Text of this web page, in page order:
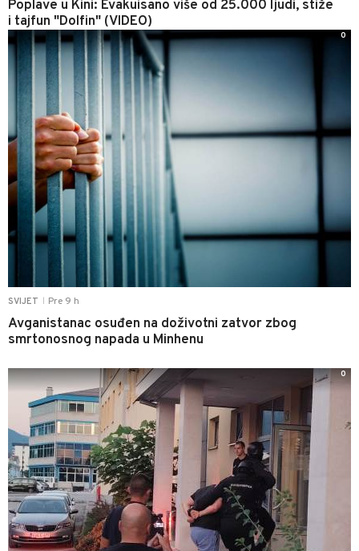
Poplave u Kini: Evakuisano više od 25.000 ljudi, stiže
i tajfun "Dolfin" (VIDEO)
SVIJET Pre 9 h
Avganistanac osuđen na doživotni zatvor zbog
smrtonosnog napada u Minhenu
0
0